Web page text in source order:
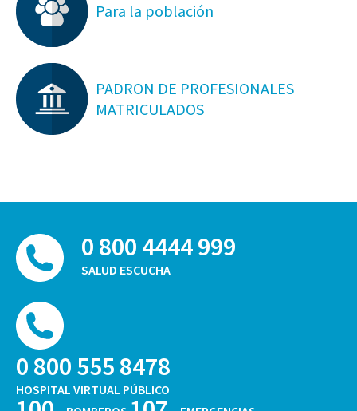
Para la población
PADRON DE PROFESIONALES
MATRICULADOS
0 800 4444 999
SALUD ESCUCHA
0 800 555 8478
HOSPITAL VIRTUAL PÚBLICO